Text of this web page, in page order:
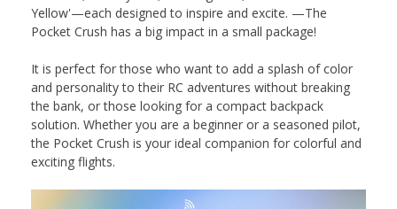
Yellow'—each designed to inspire and excite. —The
Pocket Crush has a big impact in a small package!
It is perfect for those who want to add a splash of color
and personality to their RC adventures without breaking
the bank, or those looking for a compact backpack
solution. Whether you are a beginner or a seasoned pilot,
the Pocket Crush is your ideal companion for colorful and
exciting flights.